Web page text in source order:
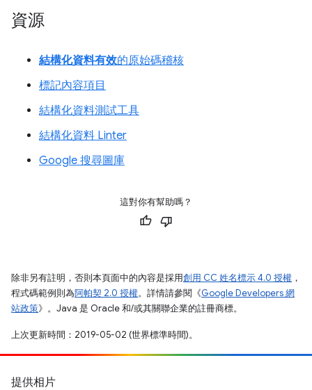
資源
結構化資料有效的原始碼稽核
標記內容項目
結構化資料測試工具
結構化資料 Linter
Google 搜尋圖庫
這對你有幫助嗎？
除非另有註明，否則本頁面中的內容是採用創用 CC 姓名標示 4.0 授權 ，
程式碼範例則為阿帕契 2.0 授權。詳情請參閱《Google Developers 網
站政策》。Java 是 Oracle 和/或其關聯企業的註冊商標。
上次更新時間：2019-05-02 (世界標準時間)。
提供相片